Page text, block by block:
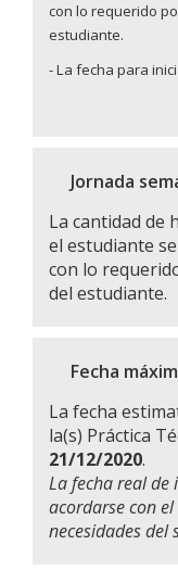
con lo requerido
estudiante.
- La fecha para
Jornada
La cantidad de
el estudiante
con lo
del estudiante.
Fecha
La fecha
la(s) Práctica
21/12/2020.
La fecha real
acordarse con
necesidades del